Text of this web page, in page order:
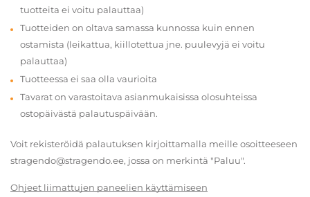
tuotteita ei voitu palauttaa)
Tuotteiden on oltava samassa kunnossa kuin ennen
ostamista (leikattua, kiillotettua jne. puulevyjä ei voitu
palauttaa)
Tuotteessa ei saa olla vaurioita
Tavarat on varastoitava asianmukaisissa olosuhteissa
ostopäivästä palautuspäivään.
Voit rekisteröidä palautuksen kirjoittamalla meille osoitteeseen
stragendo@stragendo.ee, jossa on merkintä "Paluu".
Ohjeet liimattujen paneelien käyttämiseen